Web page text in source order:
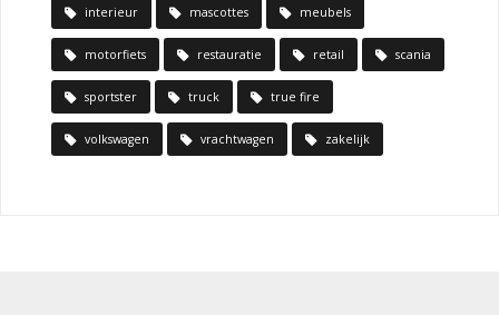
interieur mascottes meubels
motorfiets restauratie retail scania
sportster truck true fire
volkswagen vrachtwagen zakelijk